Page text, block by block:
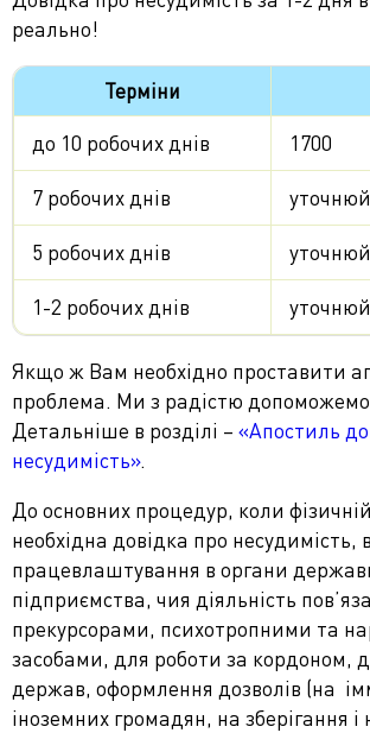
реально!
Терміни
до 10 робочих днів 1700
7 робочих днів
5 робочих днів
1-2 робочих днів
Якщо ж Вам необхідно проставити
проблема. Ми з радістю
Детальніше в розділі – «Апостиль
несудимість».
До основних процедур, коли фізичній
необхідна довідка про несудимість,
працевлаштування в органи
підприємства, чия діяльність
прекурсорами, психотропними та
засобами, для роботи за кордоном,
держав, оформлення дозволів (на
іноземних громадян, на зберігання і